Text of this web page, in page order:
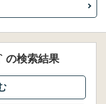
の検索結果